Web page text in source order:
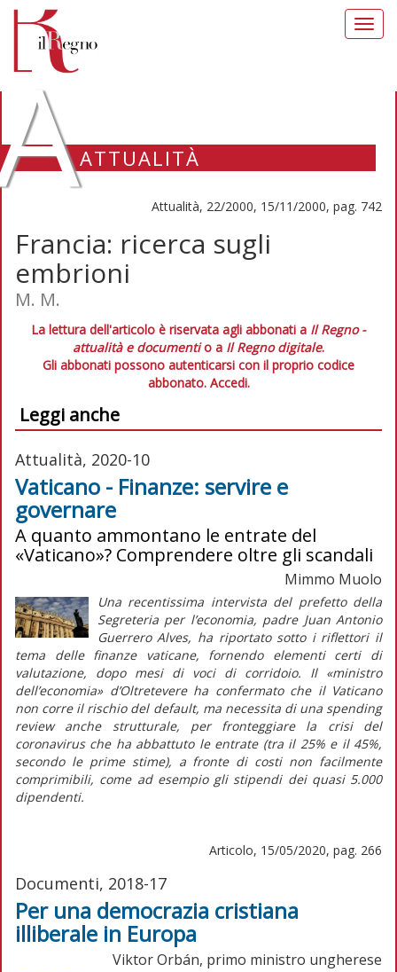
ATTUALITÀ
Attualità, 22/2000, 15/11/2000, pag. 742
Francia: ricerca sugli
embrioni
M. M.
La lettura dell'articolo è riservata agli abbonati a Il Regno -
attualità e documentio a Il Regno digitale.
Gli abbonati possono autenticarsi con il proprio codice
abbonato. Accedi.
Leggi anche
Attualità, 2020-10
Vaticano - Finanze: servire e
governare
A quanto ammontano le entrate del
«Vaticano»? Comprendere oltre gli scandali
Mimmo Muolo
Una recentissima intervista del prefetto della
Segreteria per l’economia, padre Juan Antonio
Guerrero Alves, ha riportato sotto i riflettori il
tema delle finanze vaticane, fornendo elementi certi di
valutazione, dopo mesi di voci di corridoio. Il «ministro
dell’economia» d’Oltretevere ha confermato che il Vaticano
non corre il rischio del default, ma necessita di una spending
review anche strutturale, per fronteggiare la crisi del
coronavirus che ha abbattuto le entrate (tra il 25% e il 45%,
secondo le prime stime), a fronte di costi non facilmente
comprimibili, come ad esempio gli stipendi dei quasi 5.000
dipendenti.
Articolo, 15/05/2020, pag. 266
Documenti, 2018-17
Per una democrazia cristiana
illiberale in Europa
Viktor Orbán, primo ministro ungherese